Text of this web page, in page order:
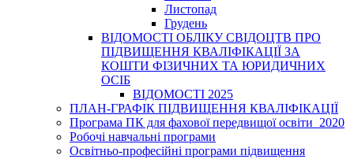
Листопад
Грудень
ВІДОМОСТІ ОБЛІКУ СВІДОЦТВ ПРО
ПІДВИЩЕННЯ КВАЛІФІКАЦІЇ ЗА
КОШТИ ФІЗИЧНИХ ТА ЮРИДИЧНИХ
ОСІБ
ВІДОМОСТІ 2025
ПЛАН-ГРАФІК ПІДВИЩЕННЯ КВАЛІФІКАЦІЇ
Програма ПК для фахової передвищої освіти_2020
Робочі навчальні програми
Освітньо-професійні програми підвищення